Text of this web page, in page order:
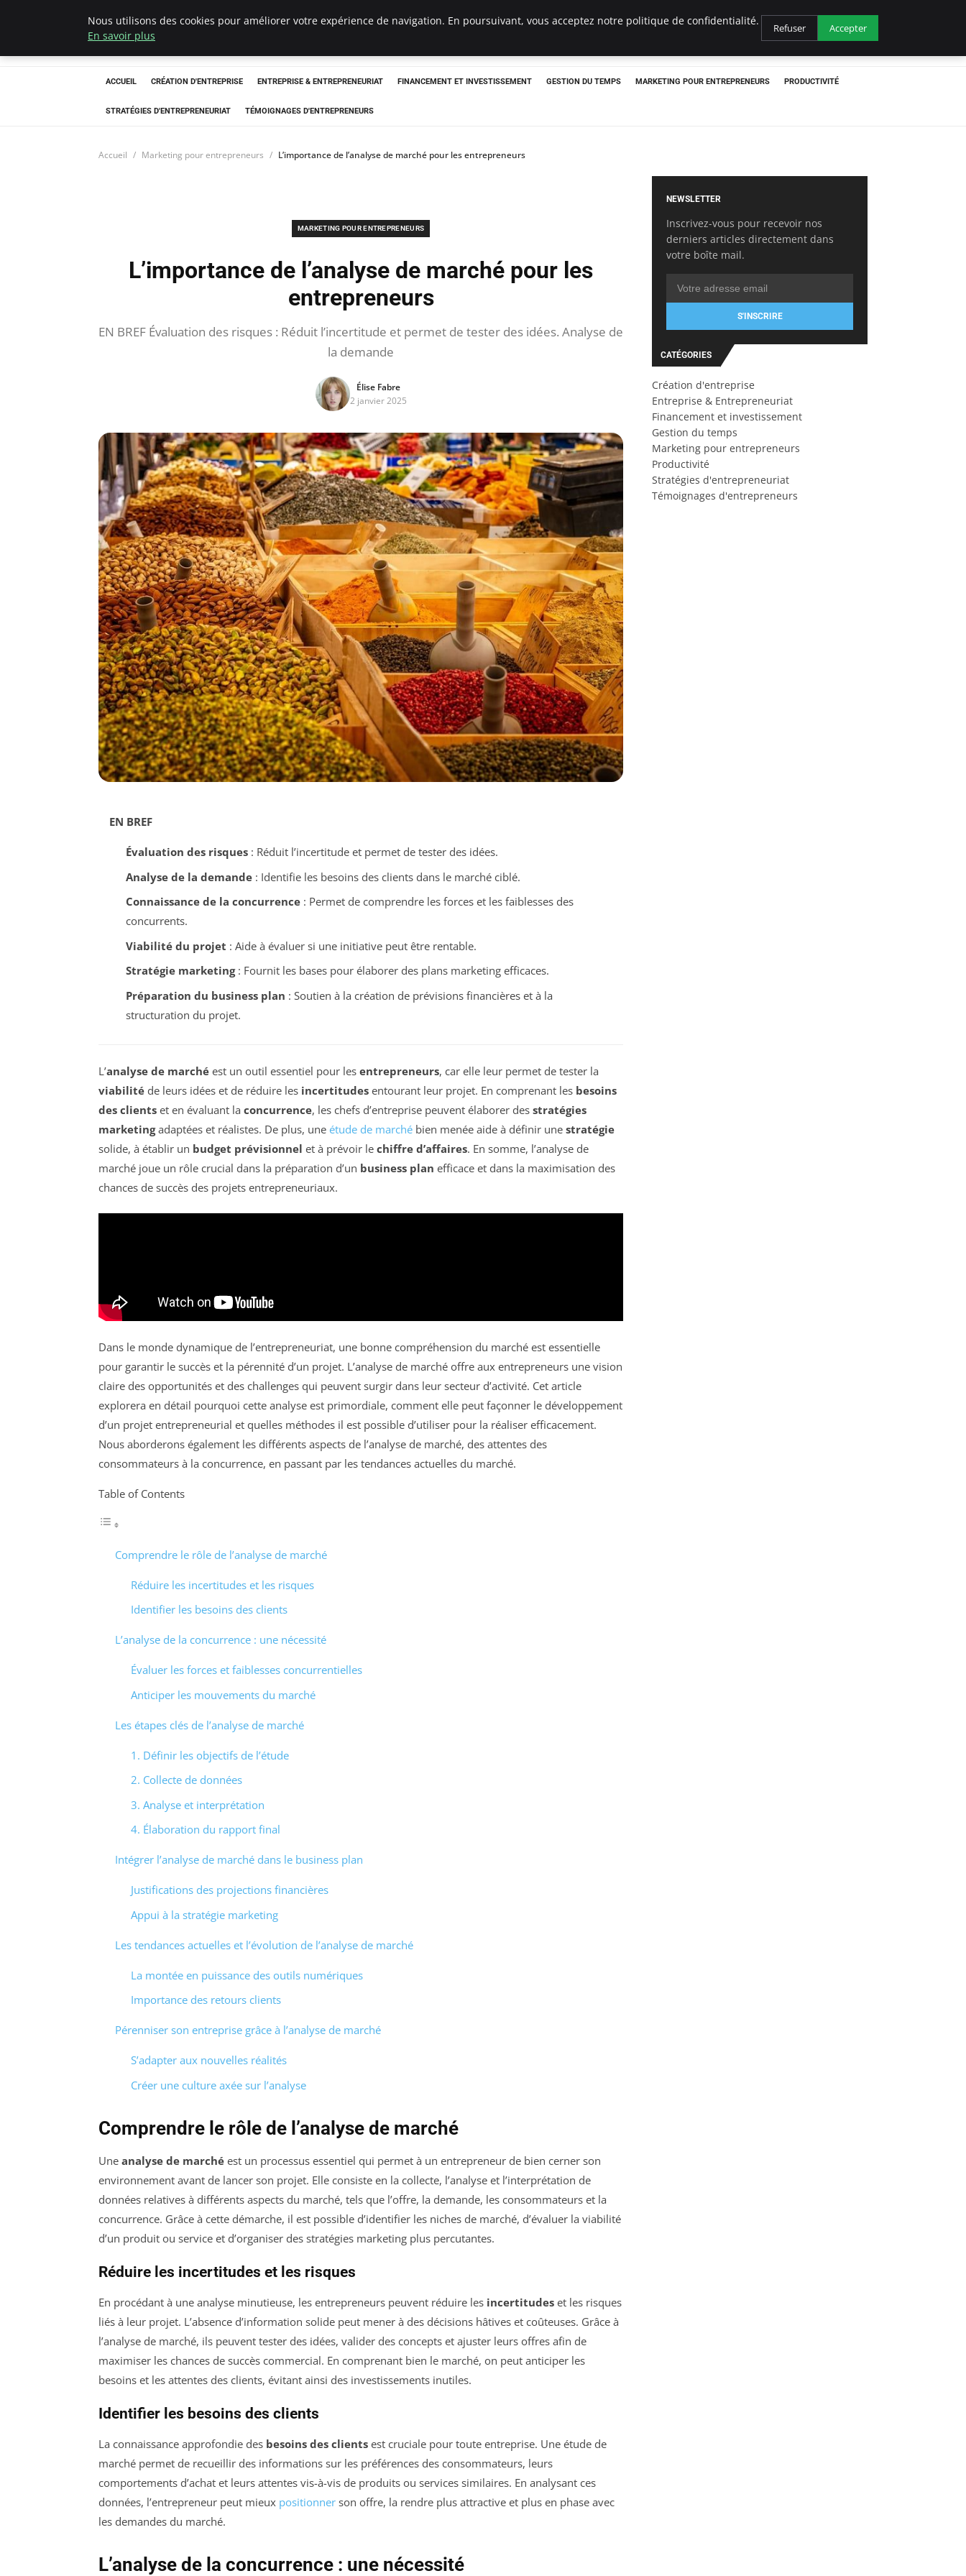
LECFCM
ACCUEIL CRÉATION D'ENTREPRISE ENTREPRISE & ENTREPRENEURIAT FINANCEMENT ET INVESTISSEMENT GESTION DU TEMPS MARKETING POUR ENTREPRENEURS PRODUCTIVITÉ
STRATÉGIES D'ENTREPRENEURIAT TÉMOIGNAGES D'ENTREPRENEURS
Accueil Marketing pour entrepreneurs L’importance de l’analyse de marché pour les entrepreneurs
MARKETING POUR ENTREPRENEURS
L’importance de l’analyse de marché pour les
entrepreneurs
EN BREF Évaluation des risques : Réduit l’incertitude et permet de tester des idées. Analyse de
la demande
Élise Fabre
2 janvier 2025
EN BREF
Évaluation des risques: Réduit l’incertitude et permet de tester des idées.
Analyse de la demande: Identifie les besoins des clients dans le marché ciblé.
Connaissance de la concurrence: Permet de comprendre les forces et les faiblesses des
concurrents.
Viabilité du projet : Aide à évaluer si une initiative peut être rentable.
Stratégie marketing: Fournit les bases pour élaborer des plans marketing efficaces.
Préparation du business plan : Soutien à la création de prévisions financières et à la
structuration du projet.
L’analyse de marché est un outil essentiel pour les entrepreneurs, car elle leur permet de tester la
viabilité de leurs idées et de réduire les incertitudes entourant leur projet. En comprenant les besoins
des clients et en évaluant la concurrence, les chefs d’entreprise peuvent élaborer des stratégies
marketingadaptées et réalistes. De plus, une étude de marché bien menée aide à définir une stratégie
solide, à établir un budget prévisionnel et à prévoir le chiffre d’affaires. En somme, l’analyse de
marché joue un rôle crucial dans la préparation d’un business plan efficace et dans la maximisation des
chances de succès des projets entrepreneuriaux.
Dans le monde dynamique de l’entrepreneuriat, une bonne compréhension du marché est essentielle
pour garantir le succès et la pérennité d’un projet. L’analyse de marché offre aux entrepreneurs une vision
claire des opportunités et des challenges qui peuvent surgir dans leur secteur d’activité. Cet article
explorera en détail pourquoi cette analyse est primordiale, comment elle peut façonner le développement
d’un projet entrepreneurial et quelles méthodes il est possible d’utiliser pour la réaliser efficacement.
Nous aborderons également les différents aspects de l’analyse de marché, des attentes des
consommateurs à la concurrence, en passant par les tendances actuelles du marché.
Table of Contents
Comprendre le rôle de l’analyse de marché
Réduire les incertitudes et les risques
Identifier les besoins des clients
L’analyse de la concurrence : une nécessité
Évaluer les forces et faiblesses concurrentielles
Anticiper les mouvements du marché
Les étapes clés de l’analyse de marché
1. Définir les objectifs de l’étude
2. Collecte de données
3. Analyse et interprétation
4. Élaboration du rapport final
Intégrer l’analyse de marché dans le business plan
Justifications des projections financières
Appui à la stratégie marketing
Les tendances actuelles et l’évolution de l’analyse de marché
La montée en puissance des outils numériques
Importance des retours clients
Pérenniser son entreprise grâce à l’analyse de marché
S’adapter aux nouvelles réalités
Créer une culture axée sur l’analyse
Comprendre le rôle de l’analyse de marché
Une analyse de marché est un processus essentiel qui permet à un entrepreneur de bien cerner son
environnement avant de lancer son projet. Elle consiste en la collecte, l’analyse et l’interprétation de
données relatives à différents aspects du marché, tels que l’offre, la demande, les consommateurs et la
concurrence. Grâce à cette démarche, il est possible d’identifier les niches de marché, d’évaluer la viabilité
d’un produit ou service et d’organiser des stratégies marketing plus percutantes.
Réduire les incertitudes et les risques
En procédant à une analyse minutieuse, les entrepreneurs peuvent réduire les incertitudes et les risques
liés à leur projet. L’absence d’information solide peut mener à des décisions hâtives et coûteuses. Grâce à
l’analyse de marché, ils peuvent tester des idées, valider des concepts et ajuster leurs offres afin de
maximiser les chances de succès commercial. En comprenant bien le marché, on peut anticiper les
besoins et les attentes des clients, évitant ainsi des investissements inutiles.
Identifier les besoins des clients
La connaissance approfondie des besoins des clients est cruciale pour toute entreprise. Une étude de
marché permet de recueillir des informations sur les préférences des consommateurs, leurs
comportements d’achat et leurs attentes vis-à-vis de produits ou services similaires. En analysant ces
données, l’entrepreneur peut mieux positionner son offre, la rendre plus attractive et plus en phase avec
les demandes du marché.
L’analyse de la concurrence : une nécessité
NEWSLETTER
Inscrivez-vous pour recevoir nos
derniers articles directement dans
votre boîte mail.
S'INSCRIRE
CATÉGORIES
Création d'entreprise
Entreprise & Entrepreneuriat
Financement et investissement
Gestion du temps
Marketing pour entrepreneurs
Productivité
Stratégies d'entrepreneuriat
Témoignages d'entrepreneurs
Nous utilisons des cookies pour améliorer votre expérience de navigation. En poursuivant, vous acceptez notre politique de confidentialité.
En savoir plus
Refuser Accepter